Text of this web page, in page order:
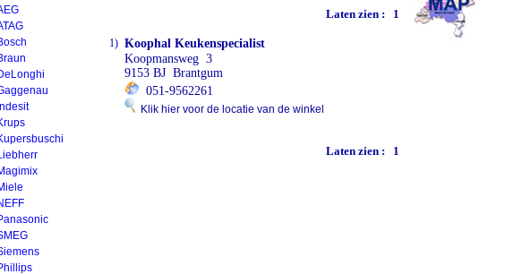
Indesit
Laten zien : 1
1) Koophal Keukenspecialist
Koopmansweg 3
9153 BJ Brantgum
051-9562261
Klik hier voor de locatie van de winkel
Laten zien : 1